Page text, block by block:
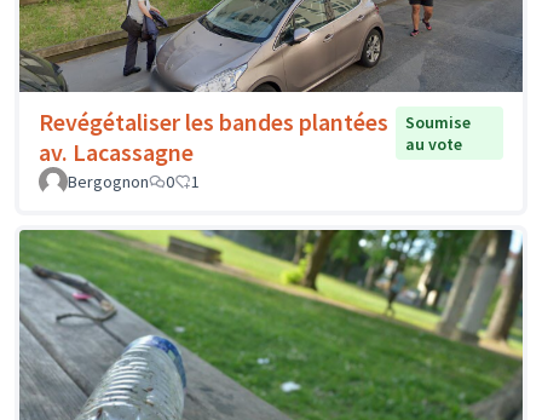
Revégétaliser les bandes plantées
av. Lacassagne
Soumise
au vote
Bergognon
0 1